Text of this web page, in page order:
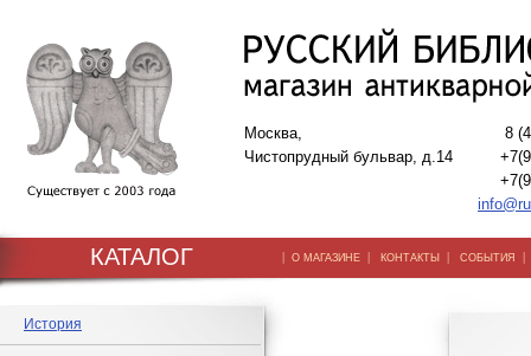
Москва,
Чистопрудный бульвар, д.14
8
КАТАЛОГ | О МАГАЗИНЕ | КОНТАКТЫ | СОБЫТИЯ
История